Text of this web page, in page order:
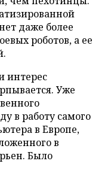
даже более
роботов, а ее
интерес
Уже
в работу самого
в Европе,
в
Было